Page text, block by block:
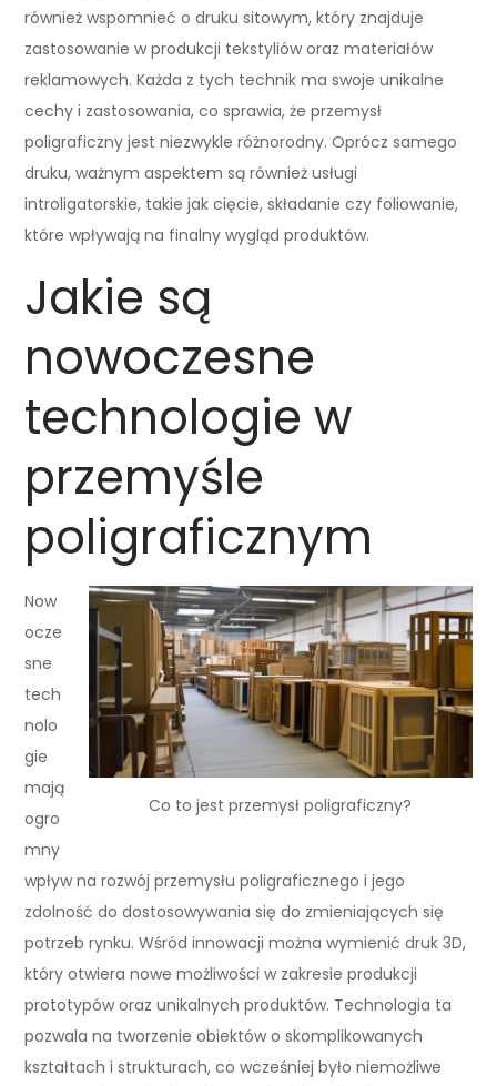
również wspomnieć o druku sitowym, który znajduje
zastosowanie w produkcji tekstyliów oraz materiałów
reklamowych. Każda z tych technik ma swoje unikalne
cechy i zastosowania, co sprawia, że przemysł
poligraficzny jest niezwykle różnorodny. Oprócz samego
druku, ważnym aspektem są również usługi
introligatorskie, takie jak cięcie, składanie czy foliowanie,
które wpływają na finalny wygląd produktów.
Jakie są
nowoczesne
technologie w
przemyśle
poligraficznym
Co to jest przemysł poligraficzny?
Now
ocze
sne
tech
nolo
gie
mają
ogro
mny
wpływ na rozwój przemysłu poligraficznego i jego
zdolność do dostosowywania się do zmieniających się
potrzeb rynku. Wśród innowacji można wymienić druk 3D,
który otwiera nowe możliwości w zakresie produkcji
prototypów oraz unikalnych produktów. Technologia ta
pozwala na tworzenie obiektów o skomplikowanych
kształtach i strukturach, co wcześniej było niemożliwe